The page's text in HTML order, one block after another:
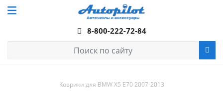
8-800-222-72-84
Коврики для BMW X5 E70 2007-2013